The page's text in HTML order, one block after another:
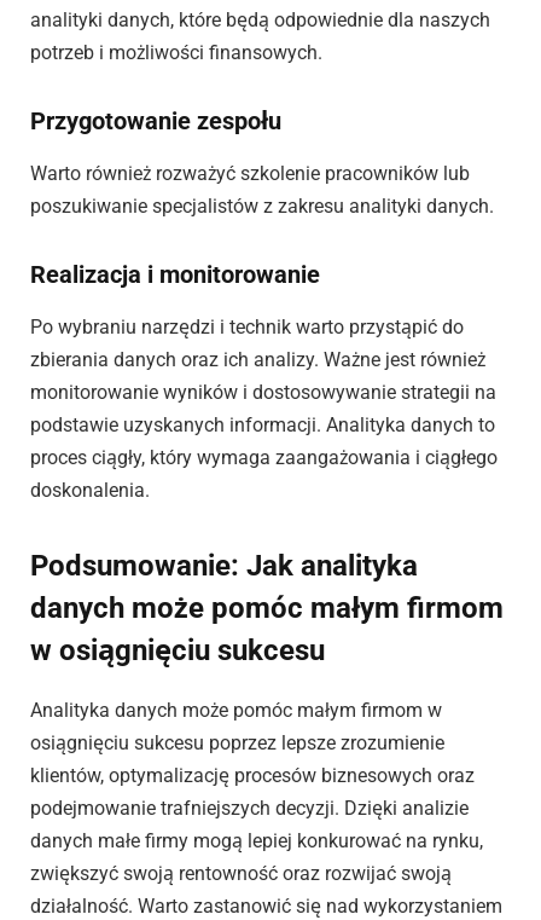
analityki danych, które będą odpowiednie dla naszych
potrzeb i możliwości finansowych.
Przygotowanie zespołu
Warto również rozważyć szkolenie pracowników lub
poszukiwanie specjalistów z zakresu analityki danych.
Realizacja i monitorowanie
Po wybraniu narzędzi i technik warto przystąpić do
zbierania danych oraz ich analizy. Ważne jest również
monitorowanie wyników i dostosowywanie strategii na
podstawie uzyskanych informacji. Analityka danych to
proces ciągły, który wymaga zaangażowania i ciągłego
doskonalenia.
Podsumowanie: Jak analityka
danych może pomóc małym firmom
w osiągnięciu sukcesu
Analityka danych może pomóc małym firmom w
osiągnięciu sukcesu poprzez lepsze zrozumienie
klientów, optymalizację procesów biznesowych oraz
podejmowanie trafniejszych decyzji. Dzięki analizie
danych małe firmy mogą lepiej konkurować na rynku,
zwiększyć swoją rentowność oraz rozwijać swoją
działalność. Warto zastanowić się nad wykorzystaniem